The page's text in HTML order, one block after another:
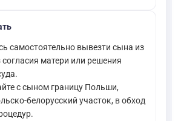
самостоятельно вывезти сына из
матери или решения
с сыном границу Польши,
белорусский участок, в обход